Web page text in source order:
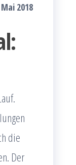
2018
die
Der